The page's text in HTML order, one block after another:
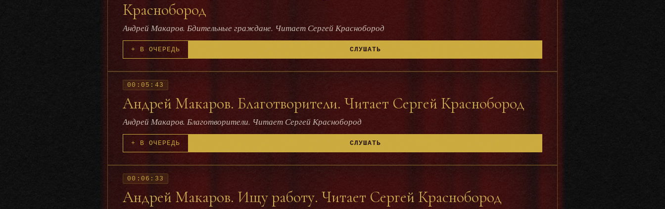
Краснобород
Андрей Макаров. Бдительные граждане. Читает Сергей Краснобород
+ В ОЧЕРЕДЬ СЛУШАТЬ
Андрей Макаров. Благотворители. Читает Сергей Краснобород
Андрей Макаров. Благотворители. Читает Сергей Краснобород
00:05:43
+ В ОЧЕРЕДЬ СЛУШАТЬ
Андрей Макаров. Ищу работу. Читает Сергей Краснобород
00:06:33